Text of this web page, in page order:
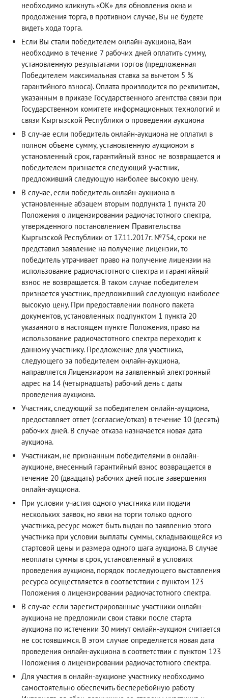
необходимо кликнуть «ОК» для обновления окна и
продолжения торга, в противном случае, Вы не будете
видеть хода торга.
Если Вы стали победителем онлайн-аукциона, Вам
необходимо в течение 7 рабочих дней оплатить сумму,
установленную результатами торгов (предложенная
Победителем максимальная ставка за вычетом 5 %
гарантийного взноса). Оплата производится по реквизитам,
указанным в приказе Государственного агентства связи при
Государственном комитете информационных технологий и
связи Кыргызской Республики о проведении аукциона
В случае если победитель онлайн-аукциона не оплатил в
полном объеме сумму, установленную аукционом в
установленный срок, гарантийный взнос не возвращается и
победителем признается следующий участник,
предложивший следующую наиболее высокую цену.
В случае, если победитель онлайн-аукциона в
установленные абзацем вторым подпункта 1 пункта 20
Положения о лицензировании радиочастотного спектра,
утвержденного постановлением Правительства
Кыргызской Республики от 17.11.2017г. №754, сроки не
представил заявление на получение лицензии, то
победитель утрачивает право на получение лицензии на
использование радиочастотного спектра и гарантийный
взнос не возвращается. В таком случае победителем
признается участник, предложивший следующую наиболее
высокую цену. При предоставлении полного пакета
документов, установленных подпунктом 1 пункта 20
указанного в настоящем пункте Положения, право на
использование радиочастотного спектра переходит к
данному участнику. Предложение для участника,
следующего за победителем онлайн-аукциона,
направляется Лицензиаром на заявленный электронный
адрес на 14 (четырнадцать) рабочий день с даты
проведения аукциона.
Участник, следующий за победителем онлайн-аукциона,
предоставляет ответ (согласие/отказ) в течение 10 (десять)
рабочих дней. В случае отказа назначается новая дата
аукциона.
Участникам, не признанным победителями в онлайн-
аукционе, внесенный гарантийный взнос возвращается в
течение 20 (двадцать) рабочих дней после завершения
онлайн-аукциона.
При условии участия одного участника или подачи
нескольких заявок, но явки на торги только одного
участника, ресурс может быть выдан по заявлению этого
участника при условии выплаты суммы, складывающейся из
стартовой цены и размера одного шага аукциона. В случае
неоплаты суммы в срок, установленный в условиях
проведения аукциона, порядок последующего выставления
ресурса осуществляется в соответствии с пунктом 123
Положения о лицензировании радиочастотного спектра.
В случае если зарегистрированные участники онлайн-
аукциона не предложили свои ставки после старта
аукциона по истечении 30 минут онлайн-аукцион считается
не состоявшимся. В этом случае определяется новая дата
проведения онлайн-аукциона в соответствии с пунктом 123
Положения о лицензировании радиочастотного спектра.
Для участия в онлайн-аукционе участнику необходимо
самостоятельно обеспечить бесперебойную работу